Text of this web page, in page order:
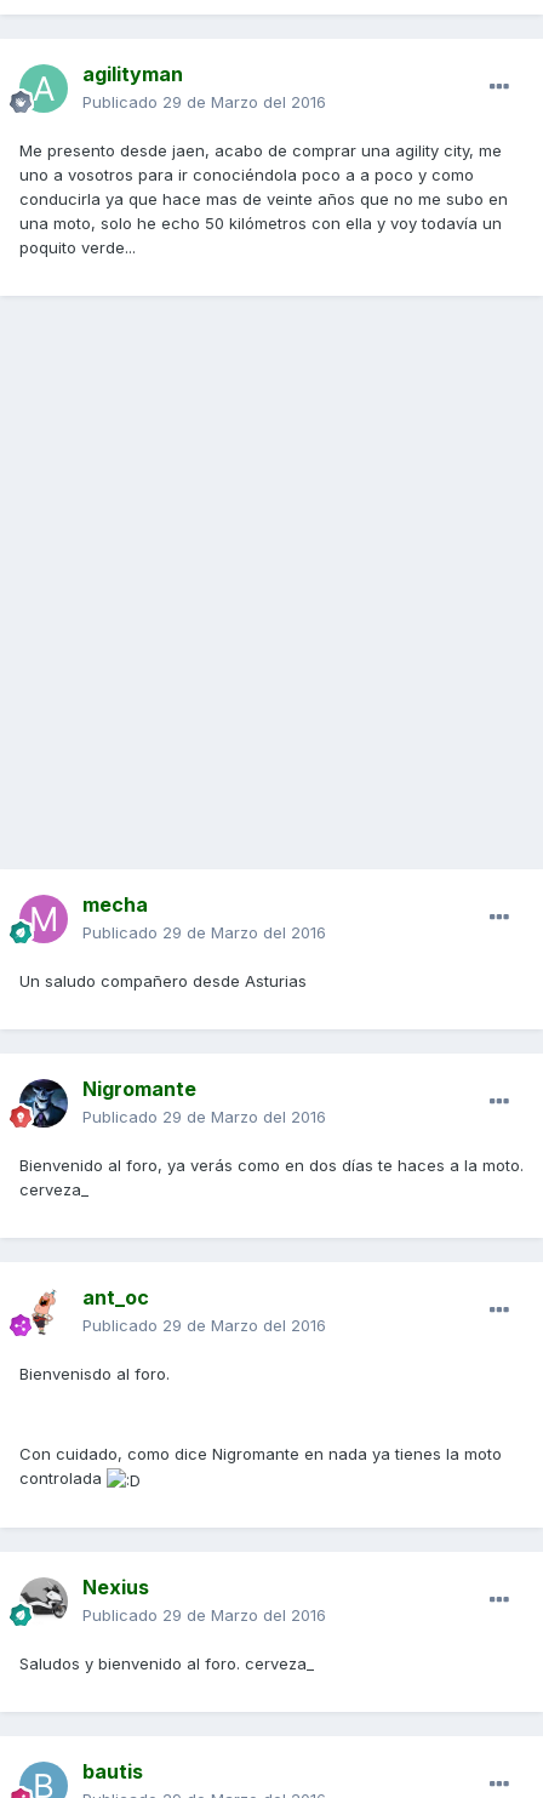
agilityman
Publicado 29 de Marzo del 2016
Me presento desde jaen, acabo de comprar una agility city, me
uno a vosotros para ir conociéndola poco a a poco y como
conducirla ya que hace mas de veinte años que no me subo en
una moto, solo he echo 50 kilómetros con ella y voy todavía un
poquito verde...
mecha
Publicado 29 de Marzo del 2016
Un saludo compañero desde Asturias
Nigromante
Publicado 29 de Marzo del 2016
Bienvenido al foro, ya verás como en dos días te haces a la moto.
cerveza_
ant_oc
Publicado 29 de Marzo del 2016
Bienvenisdo al foro.
Con cuidado, como dice Nigromante en nada ya tienes la moto
controlada
Nexius
Publicado 29 de Marzo del 2016
Saludos y bienvenido al foro. cerveza_
bautis